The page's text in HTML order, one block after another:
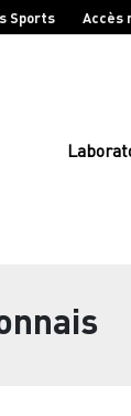
Sports Accès